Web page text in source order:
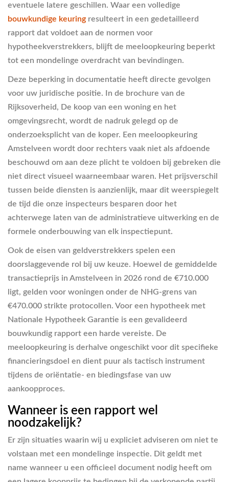
eventuele latere geschillen. Waar een volledige
bouwkundige keuring resulteert in een gedetailleerd
rapport dat voldoet aan de normen voor
hypotheekverstrekkers, blijft de meeloopkeuring beperkt
tot een mondelinge overdracht van bevindingen.
Deze beperking in documentatie heeft directe gevolgen
voor uw juridische positie. In de brochure van de
Rijksoverheid, De koop van een woning en het
omgevingsrecht, wordt de nadruk gelegd op de
onderzoeksplicht van de koper. Een meeloopkeuring
Amstelveen wordt door rechters vaak niet als afdoende
beschouwd om aan deze plicht te voldoen bij gebreken die
niet direct visueel waarneembaar waren. Het prijsverschil
tussen beide diensten is aanzienlijk, maar dit weerspiegelt
de tijd die onze inspecteurs besparen door het
achterwege laten van de administratieve uitwerking en de
formele onderbouwing van elk inspectiepunt.
Ook de eisen van geldverstrekkers spelen een
doorslaggevende rol bij uw keuze. Hoewel de gemiddelde
transactieprijs in Amstelveen in 2026 rond de €710.000
ligt, gelden voor woningen onder de NHG-grens van
€470.000 strikte protocollen. Voor een hypotheek met
Nationale Hypotheek Garantie is een gevalideerd
bouwkundig rapport een harde vereiste. De
meeloopkeuring is derhalve ongeschikt voor dit specifieke
financieringsdoel en dient puur als tactisch instrument
tijdens de oriëntatie- en biedingsfase van uw
aankoopproces.
Wanneer is een rapport wel
noodzakelijk?
Er zijn situaties waarin wij u expliciet adviseren om niet te
volstaan met een mondelinge inspectie. Dit geldt met
name wanneer u een officieel document nodig heeft om